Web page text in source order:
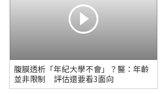
腹膜透析「年紀大學不會」？醫：年齡
並非限制 評估還要看3面向